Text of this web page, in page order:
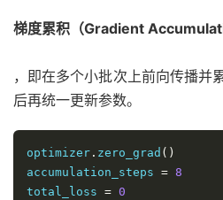
梯度累积（Gradient
，即在多个小批次上前向传播并
后再统一更新参数。
optimizer . zero_grad ()
accumulation_steps = 8
total_loss = 0